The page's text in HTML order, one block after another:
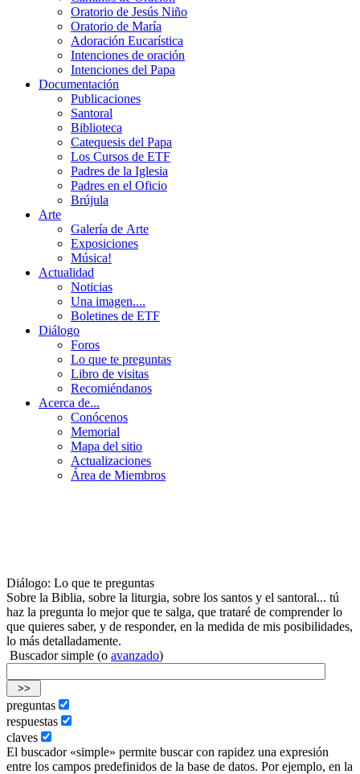
Oratorio de Jesús Niño
Oratorio de María
Adoración Eucarística
Intenciones de oración
Intenciones del Papa
Documentación
Publicaciones
Santoral
Biblioteca
Catequesis del Papa
Los Cursos de ETF
Padres de la Iglesia
Padres en el Oficio
Brújula
Arte
Galería de Arte
Exposiciones
Música!
Actualidad
Noticias
Una imagen....
Boletines de ETF
Diálogo
Foros
Lo que te preguntas
Libro de visitas
Recomiéndanos
Acerca de...
Conócenos
Memorial
Mapa del sitio
Actualizaciones
Área de Miembros
Diálogo: Lo que te preguntas
Sobre la Biblia, sobre la liturgia, sobre los santos y el santoral... tú
haz la pregunta lo mejor que te salga, que trataré de comprender lo
que quieres saber, y de responder, en la medida de mis posibilidades,
lo más detalladamente.
Buscador simple (o avanzado)
preguntas
respuestas
claves
El buscador «simple» permite buscar con rapidez una expresión
entre los campos predefinidos de la base de datos. Por ejemplo, en la